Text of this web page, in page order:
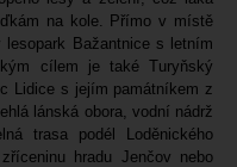
na kole. Přímo v místě
Bažantnice s letním
cílem je také Turyňský
Lidice s jejím památníkem z
lánská obora, vodní nádrž
trasa podél Loděnického
hradu Jenčov nebo